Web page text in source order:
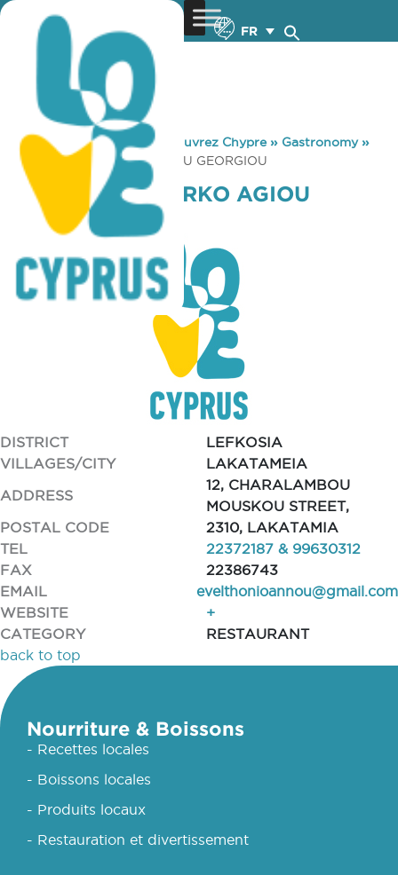
FR
You are here: Home »Découvrez Chypre» Gastronomy»
CAFETERIA – PARKO AGIOU GEORGIOU
CAFETERIA – PARKO AGIOU
GEORGIOU
DISTRICT
LEFKOSIA
VILLAGES/CITY
LAKATAMEIA
ADDRESS
12, CHARALAMBOU
MOUSKOU STREET,
POSTAL CODE
2310, LAKATAMIA
TEL
22372187 & 99630312
FAX
22386743
EMAIL
evelthonioannou@gmail.com
WEBSITE
+
CATEGORY
RESTAURANT
back to top
Nourriture & Boissons
- Recettes locales
- Boissons locales
- Produits locaux
- Restauration et divertissement